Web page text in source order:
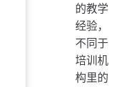
的教学
经验，
不同于
培训机
构里的